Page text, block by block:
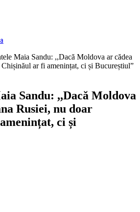
Maia Sandu: ,,Dacă Moldova ar cădea
ar fi amenințat, ci și Bucureștiul”
Sandu: ,,Dacă Moldova
Rusiei, nu doar
ci și